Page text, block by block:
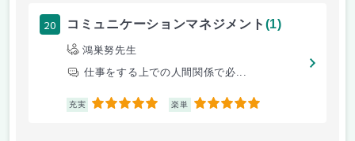
20 コミュニケーションマネジメント (1)
鴻巣努先生
仕事をする上での人間関係で必...
充実 5 楽単 5